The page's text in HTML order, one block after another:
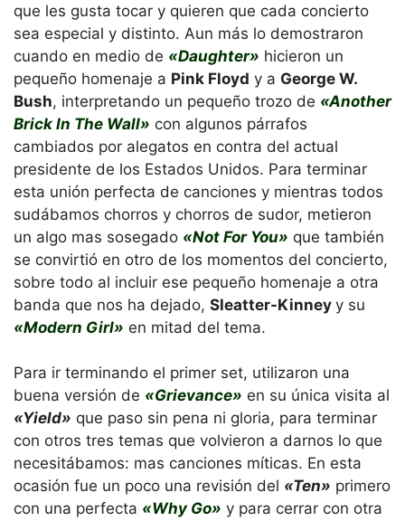
que les gusta tocar y quieren que cada concierto
sea especial y distinto. Aun más lo demostraron
cuando en medio de «Daughter» hicieron un
pequeño homenaje a Pink Floyd y a George W.
Bush, interpretando un pequeño trozo de «Another
Brick In The Wall» con algunos párrafos
cambiados por alegatos en contra del actual
presidente de los Estados Unidos. Para terminar
esta unión perfecta de canciones y mientras todos
sudábamos chorros y chorros de sudor, metieron
un algo mas sosegado «Not For You» que también
se convirtió en otro de los momentos del concierto,
sobre todo al incluir ese pequeño homenaje a otra
banda que nos ha dejado, Sleatter-Kinney y su
«Modern Girl» en mitad del tema.
Para ir terminando el primer set, utilizaron una
buena versión de «Grievance» en su única visita al
«Yield» que paso sin pena ni gloria, para terminar
con otros tres temas que volvieron a darnos lo que
necesitábamos: mas canciones míticas. En esta
ocasión fue un poco una revisión del «Ten» primero
con una perfecta «Why Go» y para cerrar con otra